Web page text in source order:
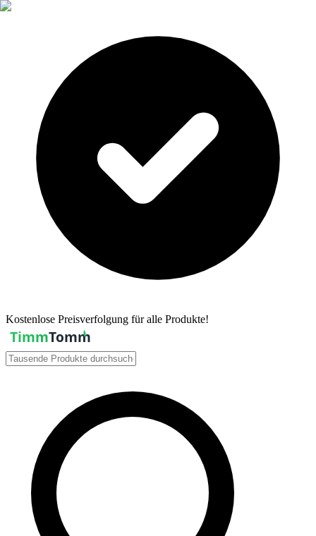
Kostenlose Preisverfolgung für alle Produkte!